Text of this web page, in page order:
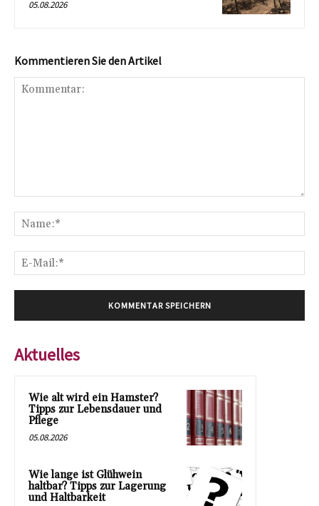
05.08.2026
Kommentieren Sie den Artikel
Aktuelles
Wie alt wird ein Hamster?
Tipps zur Lebensdauer und
Pflege
05.08.2026
Wie lange ist Glühwein
haltbar? Tipps zur Lagerung
und Haltbarkeit